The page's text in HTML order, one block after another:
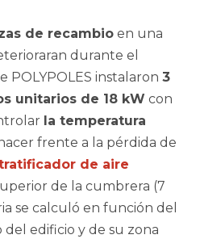
de recambio en una
durante el
POLYPOLES instalaron 3
unitarios de 18 kW con
la temperatura
frente a la pérdida de
de aire
de la cumbrera (7
se calculó en función del
edificio y de su zona